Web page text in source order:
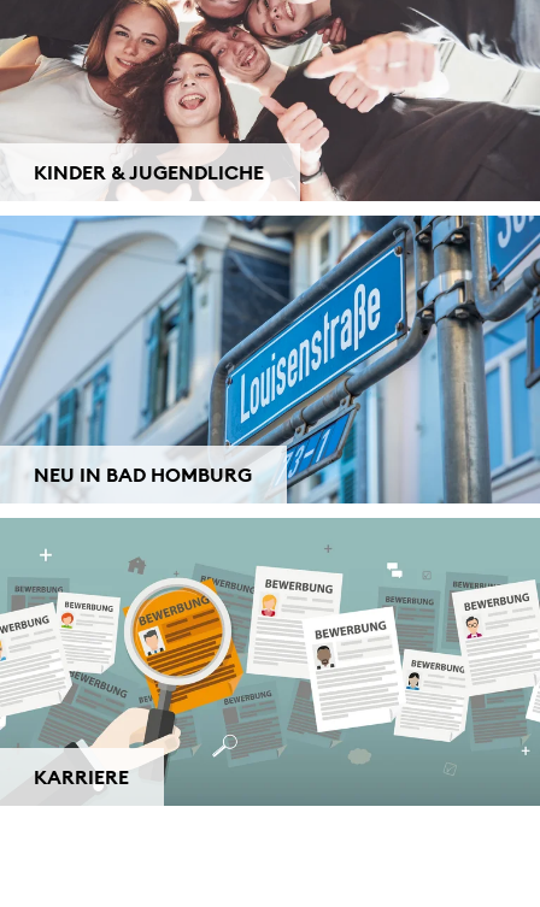
KINDER & JUGENDLICHE
NEU IN BAD HOMBURG
KARRIERE